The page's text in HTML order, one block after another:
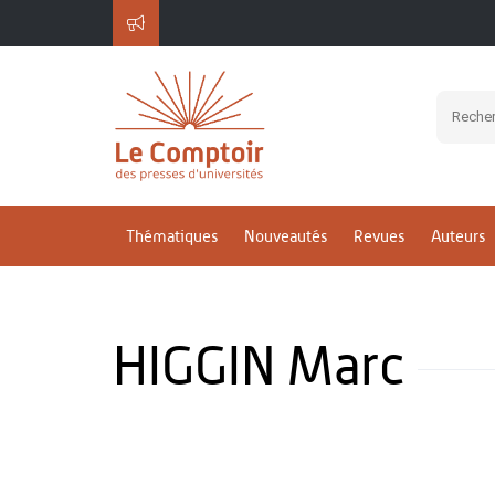
Thématiques Nouveautés Revues Auteurs
HIGGIN Marc